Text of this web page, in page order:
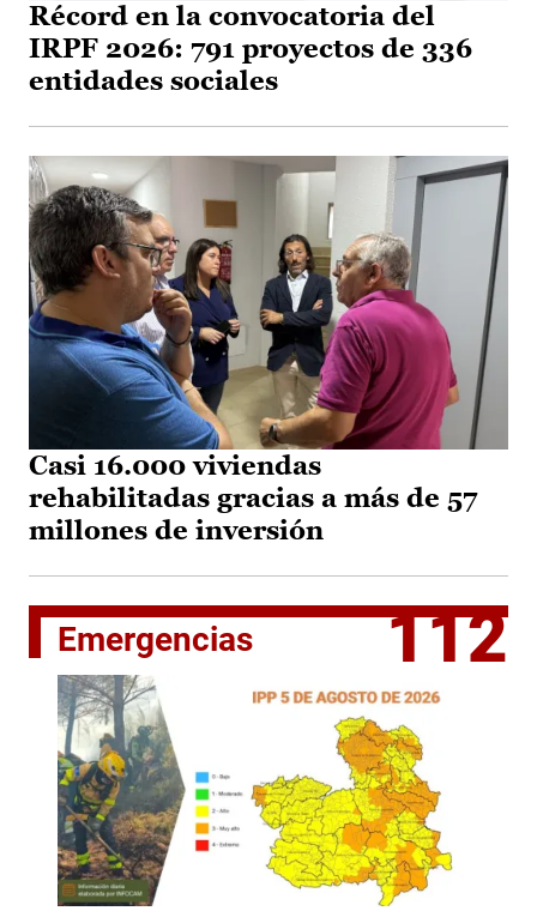
Récord en la convocatoria del
IRPF 2026: 791 proyectos de 336
entidades sociales
Casi 16.000 viviendas
rehabilitadas gracias a más de 57
millones de inversión
Emergencias 112